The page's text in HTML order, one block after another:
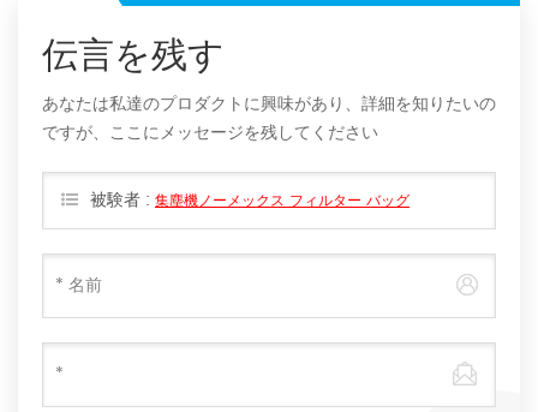
伝言を残す
あなたは私達のプロダクトに興味があり、詳細を知りたいの
ですが、ここにメッセージを残してください
被験者 : 集塵機ノーメックス フィルター バッグ